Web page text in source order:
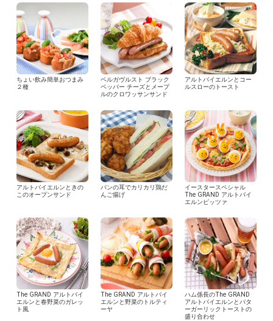
ちょい飲み簡単おつまみ
２種
ベルガヴルスト ブラック
ペッパー チーズとメープ
ルのクロワッサンサンド
アルトバイエルンとコー
ルスローのトースト
アルトバイエルンときの
このオープンサンド
パンの耳でカリカリ鶏だ
んご揚げ
イースタースペシャル
The GRAND アルトバイ
エルンピッツァ
The GRAND アルトバイ
エルンと春野菜のガレッ
ト風
The GRAND アルトバイ
エルンと野菜のトルティ
ーヤ
ハム係長のThe GRAND
アルトバイエルンとバタ
ーガーリックトーストの
盛り合わせ